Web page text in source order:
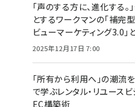
「声のする方に、進化する
とするワークマンの「補完
ビューマーケティング3.0」
2025年12月17日 7:00
「所有から利用へ」の潮流
で学ぶレンタル・リユース
EC構築術